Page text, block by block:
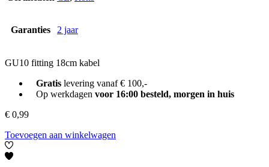
Garanties 2 jaar
GU10 fitting 18cm kabel
Gratislevering vanaf € 100,-
Op werkdagen voor 16:00 besteld, morgen in huis
€ 0,99
Toevoegen aan winkelwagen